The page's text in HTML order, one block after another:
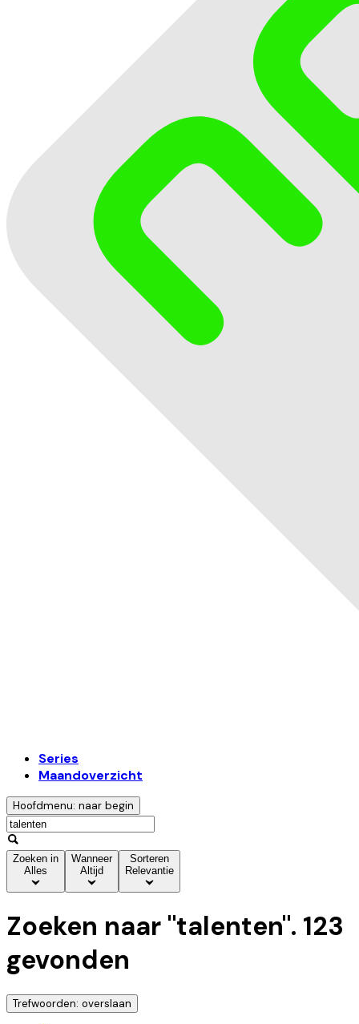
Series
Maandoverzicht
Hoofdmenu: naar begin
Zoeken in
Alles
Wanneer
Altijd
Sorteren
Relevantie
Zoeken naar "talenten". 123
gevonden
Trefwoorden: overslaan